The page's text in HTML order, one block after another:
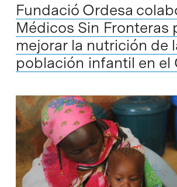
Fundació Ordesa
Médicos Sin Fronteras
mejorar la nutrición de
población infantil en el